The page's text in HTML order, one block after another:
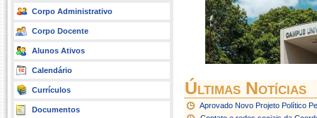
Corpo Administrativo
Corpo Docente
Alunos Ativos
Calendário
Currículos
Documentos
Últimas Notícias
Aprovado Novo Projeto Político